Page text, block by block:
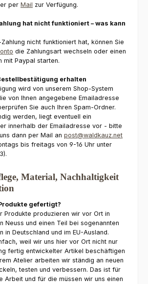
per Mail zur Verfügung.
hat nicht funktioniert – was kann
nicht funktioniert hat, können Sie
die Zahlungsart wechseln oder einen
mit Paypal starten.
erhalten
wird von unserem Shop-System
von Ihnen angegebene Emailadresse
Sie auch Ihren Spam-Ordner.
werden, liegt eventuell ein
innerhalb der Emailadresse vor - bitte
dann per Mail an post@waldkauz.net
bis freitags von 9-16 Uhr unter
Material, Nachhaltigkeit
gefertigt?
Produkte produzieren wir vor Ort in
Neuss und einen Teil bei sogenannten
in Deutschland und im EU-Ausland.
weil wir uns hier vor Ort nicht nur
fertig entwickelter Artikel beschäftigen
Atelier arbeiten wir ständig an neuen
testen und verbessern. Das ist für
Arbeit und für die müssen wir uns einen